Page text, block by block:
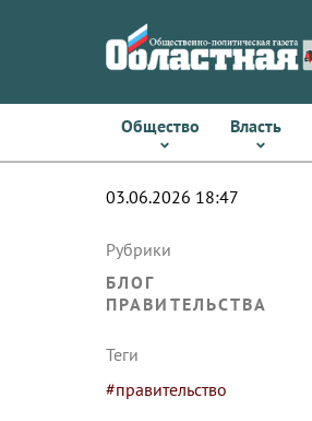
Общество Власть
03.06.2026 18:47
Рубрики
БЛОГ
ПРАВИТЕЛЬСТВА
Теги
#правительство